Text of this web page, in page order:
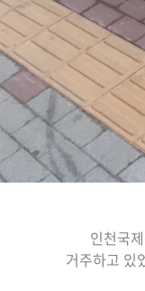
인천국
거주하고 있